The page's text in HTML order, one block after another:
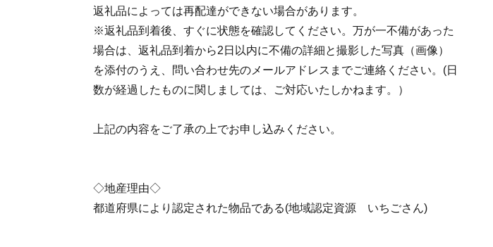
返礼品によっては再配達ができない場合があります。
※返礼品到着後、すぐに状態を確認してください。万が一不備があった
場合は、返礼品到着から2日以内に不備の詳細と撮影した写真（画像）
を添付のうえ、問い合わせ先のメールアドレスまでご連絡ください。(日
数が経過したものに関しましては、ご対応いたしかねます。）
上記の内容をご了承の上でお申し込みください。
◇地産理由◇
都道府県により認定された物品である(地域認定資源 いちごさん)